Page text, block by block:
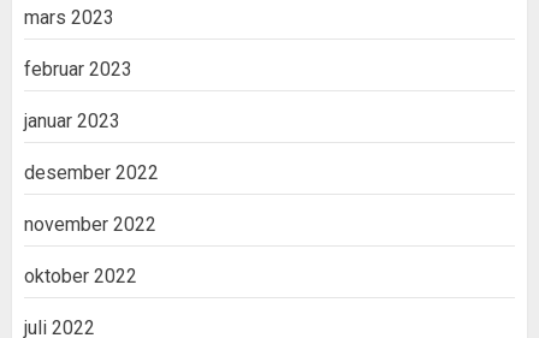
mars 2023
februar 2023
januar 2023
desember 2022
november 2022
oktober 2022
juli 2022